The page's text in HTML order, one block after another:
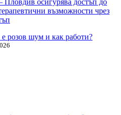
осигурява достъп до
възможности чрез
розов шум и как работи?